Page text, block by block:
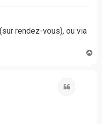
rendez-vous), ou via